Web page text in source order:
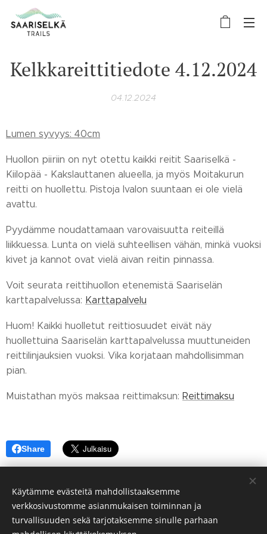
Kelkkareittitiedote 4.12.2024
04.12.2024
Lumen syvyys: 40cm
Huollon piiriin on nyt otettu kaikki reitit Saariselkä -
Kiilopää - Kakslauttanen alueella, ja myös Moitakurun
reitti on huollettu. Pistoja Ivalon suuntaan ei ole vielä
avattu.
Pyydämme noudattamaan varovaisuutta reiteillä
liikkuessa. Lunta on vielä suhteellisen vähän, minkä vuoksi
kivet ja kannot ovat vielä aivan reitin pinnassa.
Voit seurata reittihuollon etenemistä Saariselän
karttapalvelussa: Karttapalvelu
Huom! Kaikki huolletut reittiosuudet eivät näy
huollettuina Saariselän karttapalvelussa muuttuneiden
reittilinjauksien vuoksi. Vika korjataan mahdollisimman
pian.
Muistathan myös maksaa reittimaksun: Reittimaksu
Share
© 2024 Saariselän alueen Hoito-osuuskunta
Evästeet
Käytämme evästeitä mahdollistaaksemme
verkkosivustomme asianmukaisen toiminnan ja
turvallisuuden sekä tarjotaksemme sinulle parhaan